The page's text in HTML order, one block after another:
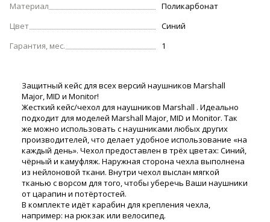
Материал
Поликарбонат
Цвет
Синий
Гарантия, мес.
1
Защитный кейс для всех версий наушников Marshall
Major, MID и Monitor!
Жесткий кейс/чехол для наушников Marshall . Идеально
подходит для моделей Marshall Major, MID и Monitor. Так
же можно использовать с наушниками любых других
производителей, что делает удобное использование «на
каждый день». Чехол предоставлен в трёх цветах: Синий,
чёрный и камуфляж. Наружная сторона чехла выполнена
из нейлоновой ткани. Внутри чехол выслан мягкой
тканью с ворсом для того, чтобы уберечь Ваши наушники
от царапин и потёртостей.
В комплекте идёт карабин для крепления чехла,
например: на рюкзак или велосипед.